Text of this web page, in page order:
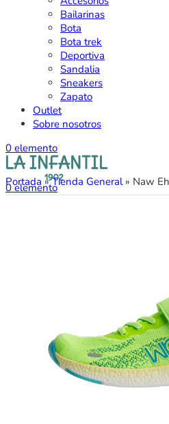
Bailarinas
Bota
Bota trek
Deportiva
Sandalia
Sneakers
Zapato
Outlet
Sobre nosotros
0 elemento
0elemento
Portada »Tienda General» Naw